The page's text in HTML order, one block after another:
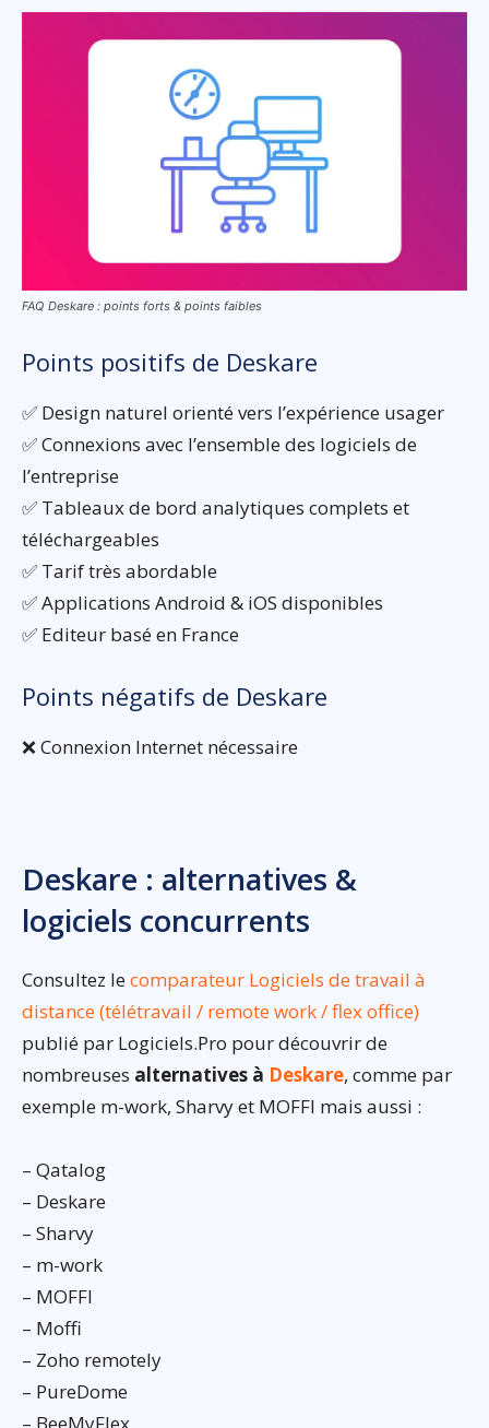
FAQ Deskare : points forts & points faibles
Points positifs de Deskare
✅ Design naturel orienté vers l’expérience usager
✅ Connexions avec l’ensemble des logiciels de
l’entreprise
✅ Tableaux de bord analytiques complets et
téléchargeables
✅ Tarif très abordable
✅ Applications Android & iOS disponibles
✅ Editeur basé en France
Points négatifs de Deskare
❌ Connexion Internet nécessaire
Deskare : alternatives &
logiciels concurrents
Consultez lecomparateur Logiciels de travail à
distance (télétravail / remote work / flex office)
publié par Logiciels.Pro pour découvrir de
nombreuses alternatives à Deskare, comme par
exemple m-work, Sharvy et MOFFI mais aussi :
– Qatalog
– Deskare
– Sharvy
– m-work
– MOFFI
– Moffi
– Zoho remotely
– PureDome